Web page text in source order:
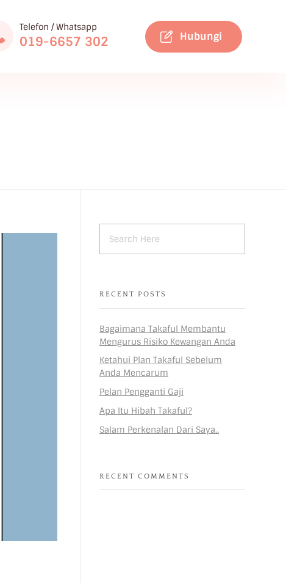
Telefon / Whatsapp
019-6657 302 Hubungi
RECENT POSTS
​Bagaimana Takaful Membantu
Mengurus Risiko Kewangan Anda
Ketahui Plan Takaful Sebelum
Anda Mencarum
Pelan Pengganti Gaji
Apa Itu Hibah Takaful?
Salam Perkenalan Dari Saya..
RECENT COMMENTS